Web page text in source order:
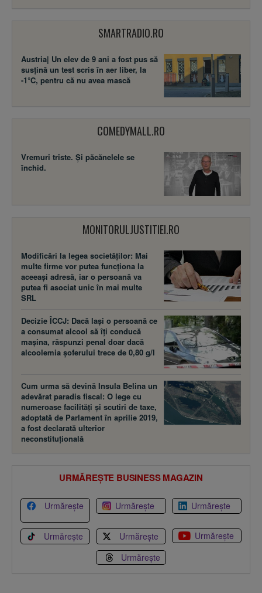
SMARTRADIO.RO
Austria| Un elev de 9 ani a fost pus să
susţină un test scris în aer liber, la
-1°C, pentru că nu avea mască
COMEDYMALL.RO
Vremuri triste. Şi păcănelele se
închid.
MONITORULJUSTITIEI.RO
Modificări la legea societăţilor: Mai
multe firme vor putea funcţiona la
aceeaşi adresă, iar o persoană va
putea fi asociat unic în mai multe
SRL
Decizie ÎCCJ: Dacă laşi o persoană ce
a consumat alcool să îţi conducă
maşina, răspunzi penal doar dacă
alcoolemia şoferului trece de 0,80 g/l
Cum urma să devină Insula Belina un
adevărat paradis fiscal: O lege cu
numeroase facilităţi şi scutiri de taxe,
adoptată de Parlament în aprilie 2019,
a fost declarată ulterior
neconstituţională
URMĂREȘTE BUSINESS MAGAZIN
Urmărește Urmărește Urmărește
Urmărește Urmărește
Urmărește
Urmărește